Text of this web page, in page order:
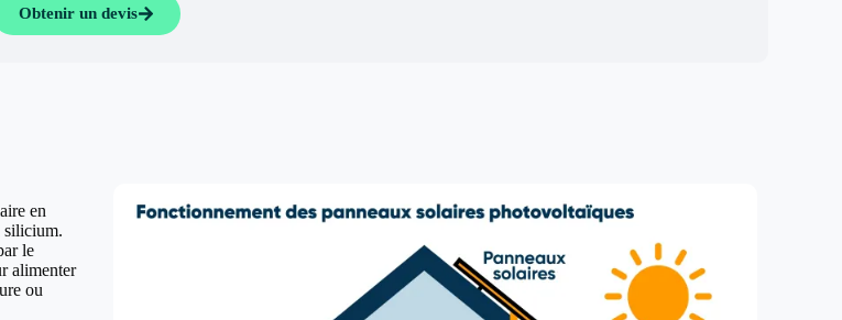
Obtenir un devis
en
silicium.
le
alimenter
ou